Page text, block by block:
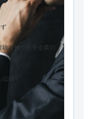
験を持つ大手企業の
授！